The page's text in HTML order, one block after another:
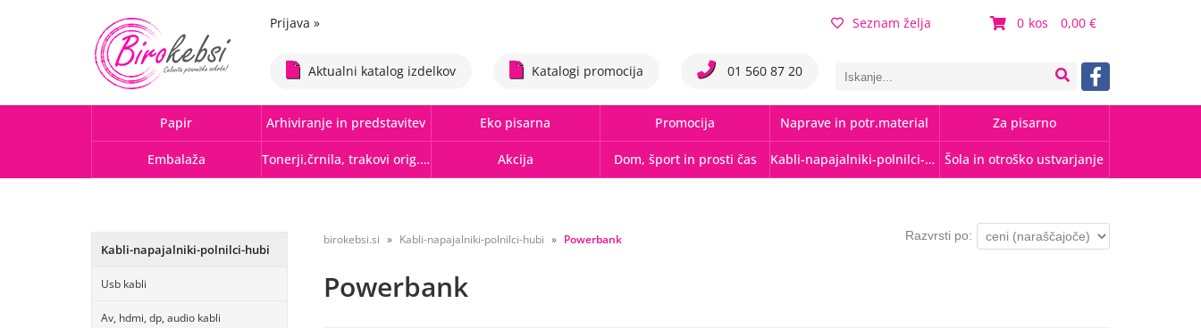
0 0,00
Prijava » Seznam želja
Aktualni katalog izdelkov Katalogi promocija 01 560 87 20
Papir Arhiviranje in predstavitev Eko pisarna Promocija Naprave in potr.material Za pisarno
Embalaža Tonerji,črnila, trakovi orig.-rec. Akcija Dom, šport in prosti čas Kabli-napajalniki-polnilci-hubi Šola in otroško ustvarjanje
Kabli-napajalniki-polnilci-hubi
Usb kabli
Av, hdmi, dp, audio kabli
birokebsi.si Kabli-napajalniki-polnilci-hubi Powerbank Razvrsti po:
Powerbank